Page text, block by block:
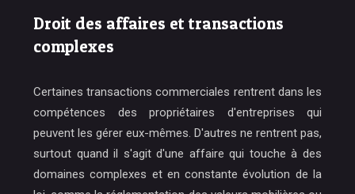
Droit des affaires et transactions
complexes
Certaines transactions commerciales rentrent dans les
compétences des propriétaires d'entreprises qui
peuvent les gérer eux-mêmes. D'autres ne rentrent pas,
surtout quand il s'agit d'une affaire qui touche à des
domaines complexes et en constante évolution de la